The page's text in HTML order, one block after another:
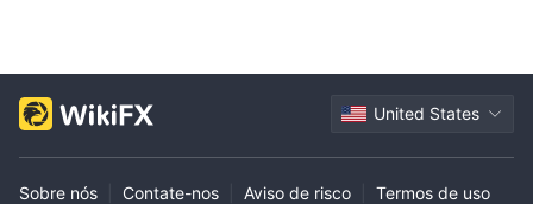
United States
Sobre nós Contate-nos Aviso de risco Termos de uso